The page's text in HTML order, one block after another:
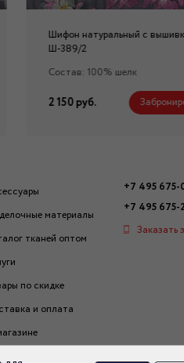
Шифон натуральный с
Ш-389/2
Состав: 100% шелк
2 150 руб.
материалы
тканей оптом
по скидке
и оплата
+7 495 675-
+7 495 675-
Заказать